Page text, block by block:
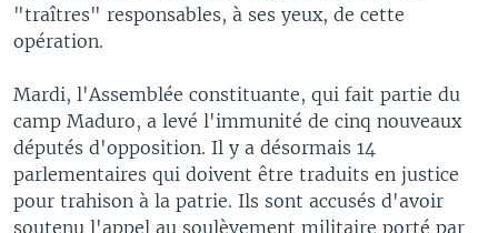
"traîtres" responsables, à ses yeux, de cette
opération.
Mardi, l'Assemblée constituante, qui fait partie du
camp Maduro, a levé l'immunité de cinq nouveaux
députés d'opposition. Il y a désormais 14
parlementaires qui doivent être traduits en justice
pour trahison à la patrie. Ils sont accusés d'avoir
soutenu l'appel au soulèvement militaire porté par